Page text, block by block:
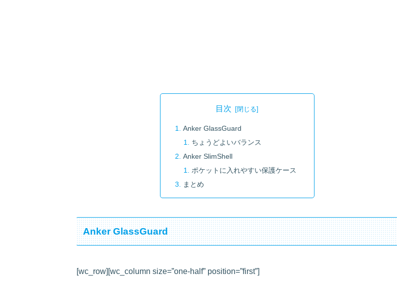
目次
Anker GlassGuard
ちょうどよいバランス
Anker SlimShell
ポケットに入れやすい保護ケース
まとめ
Anker GlassGuard
[wc_row][wc_column size=”one-half” position=”first”]